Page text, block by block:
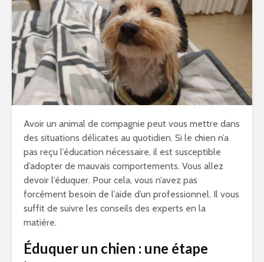
Avoir un animal de compagnie peut vous mettre dans
des situations délicates au quotidien. Si le chien n’a
pas reçu l’éducation nécessaire, il est susceptible
d’adopter de mauvais comportements. Vous allez
devoir l’éduquer. Pour cela, vous n’avez pas
forcément besoin de l’aide d’un professionnel. Il vous
suffit de suivre les conseils des experts en la
matière.
Éduquer un chien : une étape